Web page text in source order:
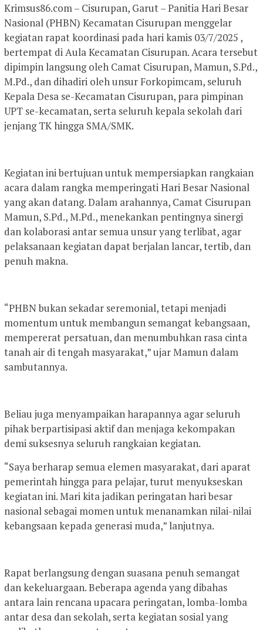
Krimsus86.com – Cisurupan, Garut – Panitia Hari Besar
Nasional (PHBN) Kecamatan Cisurupan menggelar
kegiatan rapat koordinasi pada hari kamis 03/7/2025 ,
bertempat di Aula Kecamatan Cisurupan. Acara tersebut
dipimpin langsung oleh Camat Cisurupan, Mamun, S.Pd.,
M.Pd., dan dihadiri oleh unsur Forkopimcam, seluruh
Kepala Desa se-Kecamatan Cisurupan, para pimpinan
UPT se-kecamatan, serta seluruh kepala sekolah dari
jenjang TK hingga SMA/SMK.
Kegiatan ini bertujuan untuk mempersiapkan rangkaian
acara dalam rangka memperingati Hari Besar Nasional
yang akan datang. Dalam arahannya, Camat Cisurupan
Mamun, S.Pd., M.Pd., menekankan pentingnya sinergi
dan kolaborasi antar semua unsur yang terlibat, agar
pelaksanaan kegiatan dapat berjalan lancar, tertib, dan
penuh makna.
“PHBN bukan sekadar seremonial, tetapi menjadi
momentum untuk membangun semangat kebangsaan,
mempererat persatuan, dan menumbuhkan rasa cinta
tanah air di tengah masyarakat,” ujar Mamun dalam
sambutannya.
Beliau juga menyampaikan harapannya agar seluruh
pihak berpartisipasi aktif dan menjaga kekompakan
demi suksesnya seluruh rangkaian kegiatan.
“Saya berharap semua elemen masyarakat, dari aparat
pemerintah hingga para pelajar, turut menyukseskan
kegiatan ini. Mari kita jadikan peringatan hari besar
nasional sebagai momen untuk menanamkan nilai-nilai
kebangsaan kepada generasi muda,” lanjutnya.
Rapat berlangsung dengan suasana penuh semangat
dan kekeluargaan. Beberapa agenda yang dibahas
antara lain rencana upacara peringatan, lomba-lomba
antar desa dan sekolah, serta kegiatan sosial yang